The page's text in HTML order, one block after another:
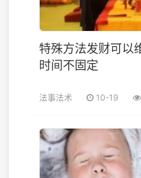
特殊方法发财可以
时间不固定
法事法术 10-19